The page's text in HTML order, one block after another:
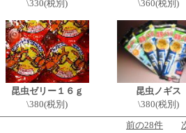
\330(税別)
\360(税別)
昆虫ゼリー１６ｇ
\380(税別)
昆虫ノギス
\380(税別)
前の28件